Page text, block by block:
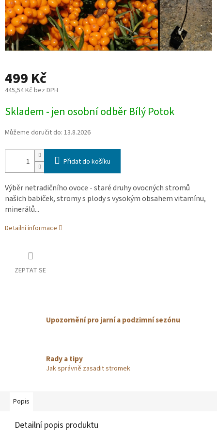
499 Kč
445,54 Kč bez DPH
cena:
Skladem - jen osobní odběr Bílý Potok
Můžeme doručit do: 13.8.2026
Přidat do košíku
Výběr netradičního ovoce - staré druhy ovocných stromů
našich babiček, stromy s plody s vysokým obsahem vitamínu,
minerálů...
Detailní informace
ZEPTAT SE
Upozornění pro jarní a podzimní sezónu
Rady a tipy
Jak správně zasadit stromek
Popis
Detailní popis produktu